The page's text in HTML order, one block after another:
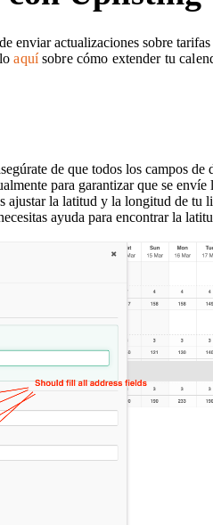
enviar actualizaciones sobre tarifas
aquísobre cómo extender tu
de que todos los campos de
para garantizar que se envíe
ajustar la latitud y la longitud de tu
ayuda para encontrar la